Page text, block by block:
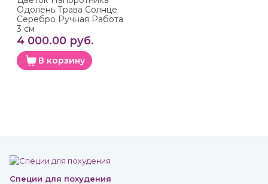
Одолень Трава Солнце
Серебро Ручная Работа
3 см
4 000.00 руб.
В корзину
Специи для похудения